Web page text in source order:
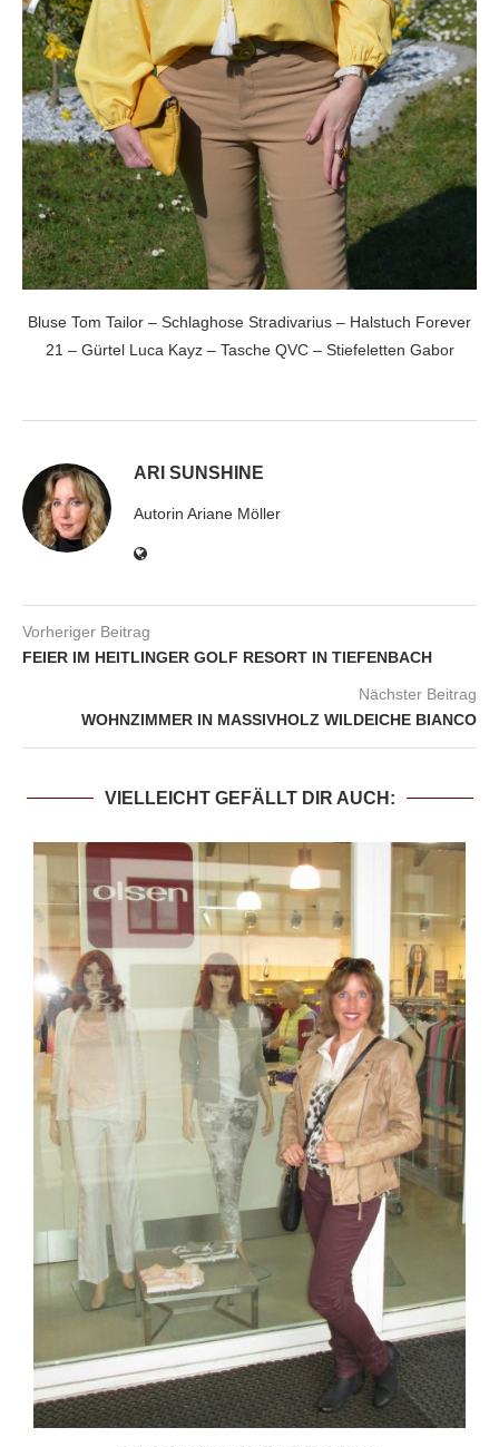
Bluse Tom Tailor – Schlaghose Stradivarius – Halstuch Forever
21 – Gürtel Luca Kayz – Tasche QVC – Stiefeletten Gabor
ARI SUNSHINE
Autorin Ariane Möller
Vorheriger Beitrag
FEIER IM HEITLINGER GOLF RESORT IN TIEFENBACH
Nächster Beitrag
WOHNZIMMER IN MASSIVHOLZ WILDEICHE BIANCO
VIELLEICHT GEFÄLLT DIR AUCH: